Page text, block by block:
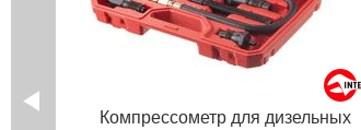
Компрессометр для дизельных